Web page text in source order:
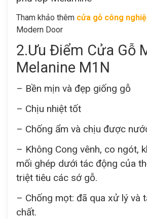
Tham khảo thêm cửa gỗ công
Modern Door
2.Ưu Điểm Cửa Gỗ
Melanine M1N
– Bền mịn và đẹp giống gỗ
– Chịu nhiệt tốt
– Chống ẩm và chịu được
– Không Cong vênh, co ngót,
mối ghép dưới tác động của
triệt tiêu các sớ gỗ.
– Chống mọt: đã qua xử lý và
chất.